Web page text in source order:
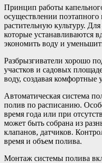
Принцип работы
осуществлении
растительную культуру.
которые устанавливаются
экономить воду и
Разбрызгиватели хорошо
участков и садовых
воду, создавая комфортные
Автоматическая система
полив по расписанию.
время года или при
может быть собрана из
клапанов, датчиков.
время и объем полива.
Монтаж системы полива